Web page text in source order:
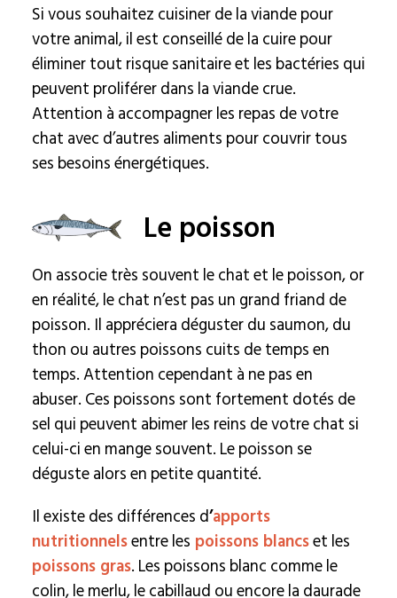
Si vous souhaitez cuisiner de la viande pour
votre animal, il est conseillé de la cuire pour
éliminer tout risque sanitaire et les bactéries qui
peuvent proliférer dans la viande crue.
Attention à accompagner les repas de votre
chat avec d’autres aliments pour couvrir tous
ses besoins énergétiques.
Le poisson
On associe très souvent le chat et le poisson, or
en réalité, le chat n’est pas un grand friand de
poisson. Il appréciera déguster du saumon, du
thon ou autres poissons cuits de temps en
temps. Attention cependant à ne pas en
abuser. Ces poissons sont fortement dotés de
sel qui peuvent abimer les reins de votre chat si
celui-ci en mange souvent. Le poisson se
déguste alors en petite quantité.
Il existe des différences d’apports
nutritionnelsentre les poissons blancset les
poissons gras. Les poissons blanc comme le
colin, le merlu, le cabillaud ou encore la daurade